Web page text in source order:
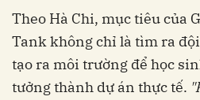
Theo Hà Chi, mục tiêu của
Tank không chỉ là tìm ra
tạo ra môi trường để học
tưởng thành dự án thực tế.